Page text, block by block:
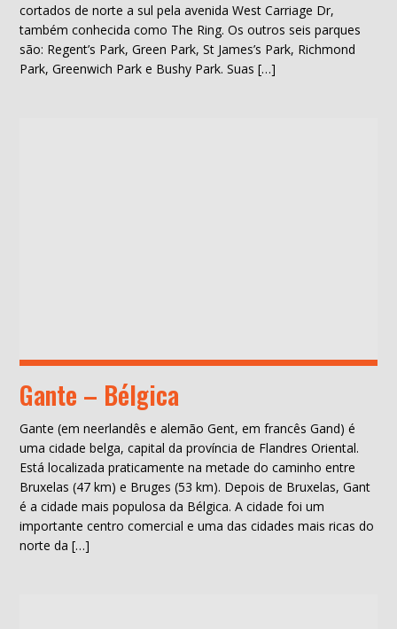
cortados de norte a sul pela avenida West Carriage Dr,
também conhecida como The Ring. Os outros seis parques
são: Regent’s Park, Green Park, St James’s Park, Richmond
Park, Greenwich Park e Bushy Park. Suas […]
Gante – Bélgica
Gante (em neerlandês e alemão Gent, em francês Gand) é
uma cidade belga, capital da província de Flandres Oriental.
Está localizada praticamente na metade do caminho entre
Bruxelas (47 km) e Bruges (53 km). Depois de Bruxelas, Gant
é a cidade mais populosa da Bélgica. A cidade foi um
importante centro comercial e uma das cidades mais ricas do
norte da […]